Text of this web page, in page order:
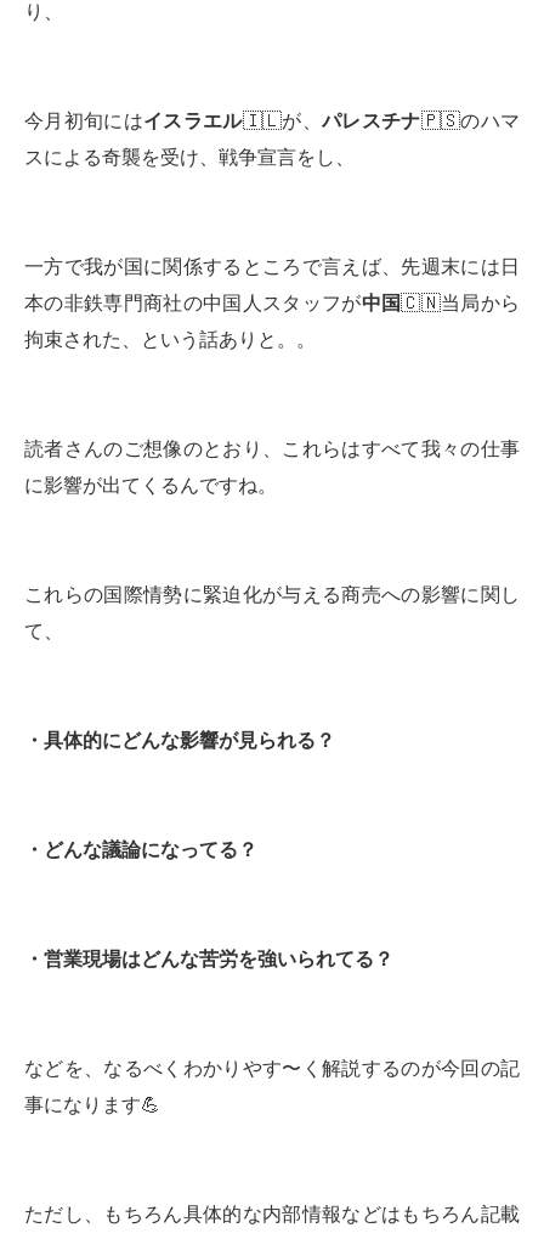
り、
今月初旬にはイスラエル🇮🇱が、パレスチナ🇵🇸のハマ
スによる奇襲を受け、戦争宣言をし、
一方で我が国に関係するところで言えば、先週末には日
本の非鉄専門商社の中国人スタッフが中国🇨🇳当局から
拘束された、という話ありと。。
読者さんのご想像のとおり、これらはすべて我々の仕事
に影響が出てくるんですね。
これらの国際情勢に緊迫化が与える商売への影響に関し
て、
・具体的にどんな影響が見られる？
・どんな議論になってる？
・営業現場はどんな苦労を強いられてる？
などを、なるべくわかりやす〜く解説するのが今回の記
事になります💪
ただし、もちろん具体的な内部情報などはもちろん記載